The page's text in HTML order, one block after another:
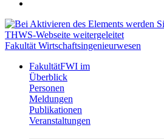
Fakultät Wirtschaftsingenieurwesen
FakultätFWI im
Überblick
Personen
Meldungen
Publikationen
Veranstaltungen